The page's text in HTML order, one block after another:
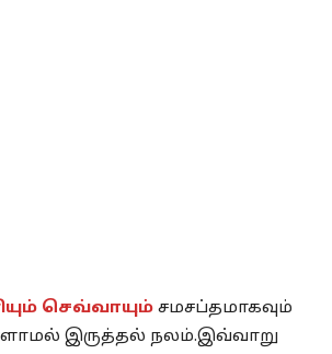
செவ்வாயும் சமசப்தமாகவும்
இருத்தல் நலம்.இவ்வாறு